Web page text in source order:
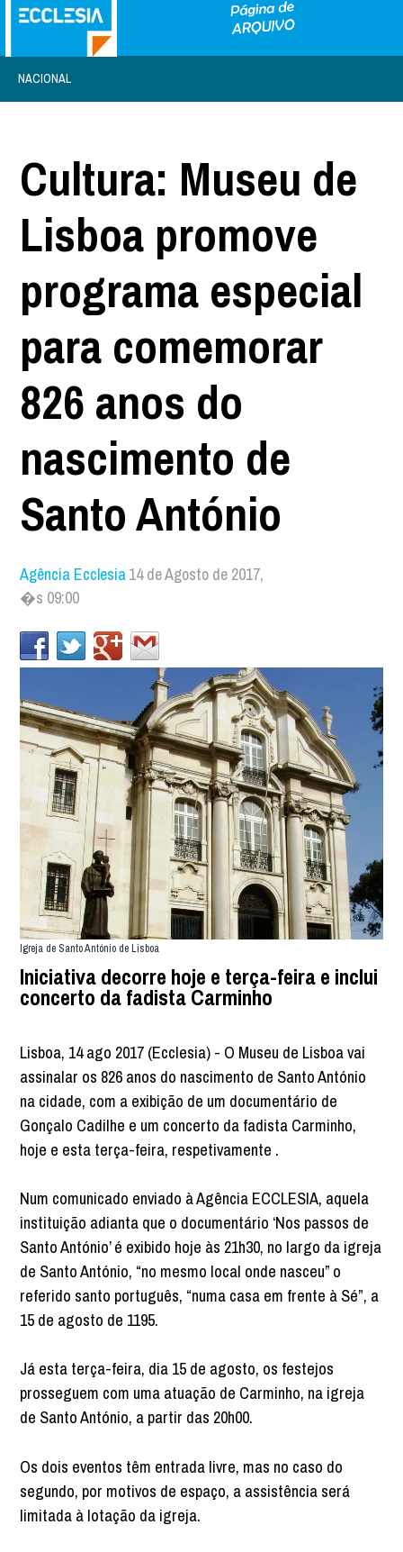
NACIONAL
Cultura: Museu de
Lisboa promove
programa especial
para comemorar
826 anos do
nascimento de
Santo António
Agência Ecclesia14 de Agosto de 2017,
�s 09:00
Igreja de Santo António de Lisboa
Iniciativa decorre hoje e terça-feira e inclui
concerto da fadista Carminho
Lisboa, 14 ago 2017 (Ecclesia) - O Museu de Lisboa vai
assinalar os 826 anos do nascimento de Santo António
na cidade, com a exibição de um documentário de
Gonçalo Cadilhe e um concerto da fadista Carminho,
hoje e esta terça-feira, respetivamente .
Num comunicado enviado à Agência ECCLESIA, aquela
instituição adianta que o documentário ‘Nos passos de
Santo António’ é exibido hoje às 21h30, no largo da igreja
de Santo António, “no mesmo local onde nasceu” o
referido santo português, “numa casa em frente à Sé”, a
15 de agosto de 1195.
Já esta terça-feira, dia 15 de agosto, os festejos
prosseguem com uma atuação de Carminho, na igreja
de Santo António, a partir das 20h00.
Os dois eventos têm entrada livre, mas no caso do
segundo, por motivos de espaço, a assistência será
limitada à lotação da igreja.